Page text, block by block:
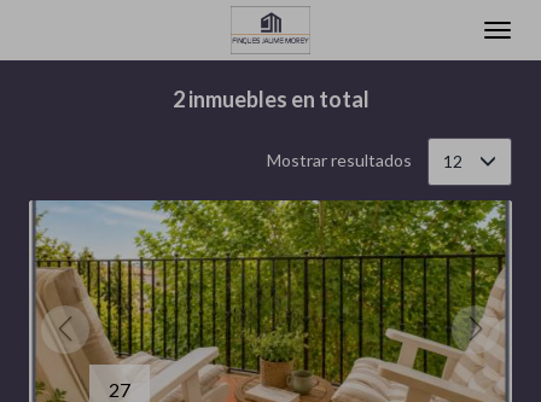
2 inmuebles en total
Mostrar resultados 12
27